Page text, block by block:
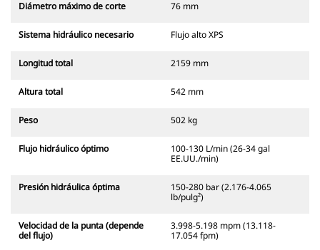
Diámetro máximo de corte 76 mm
Sistema hidráulico necesario Flujo alto XPS
Longitud total 2159 mm
Altura total 542 mm
Peso 502 kg
Flujo hidráulico óptimo
100-130 L/min (26-34 gal
EE.UU./min)
Presión hidráulica óptima
150-280 bar (2.176-4.065
lb/pulg²)
Velocidad de la punta (depende
del flujo)
3.998-5.198 mpm (13.118-
17.054 fpm)